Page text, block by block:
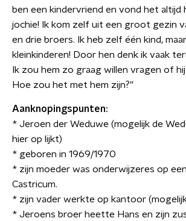
ben een kindervriend en vond het altijd
jochie! Ik kom zelf uit een groot gezin
en drie broers. Ik heb zelf één kind,
kleinkinderen! Door hen denk ik vaak
Ik zou hem zo graag willen vragen of
Hoe zou het met hem zijn?”
Aanknopingspunten:
* Jeroen der Weduwe (mogelijk de
hier op lijkt)
* geboren in 1969/1970
* zijn moeder was onderwijzeres op
Castricum.
* zijn vader werkte op kantoor
* Jeroens broer heette Hans en zijn